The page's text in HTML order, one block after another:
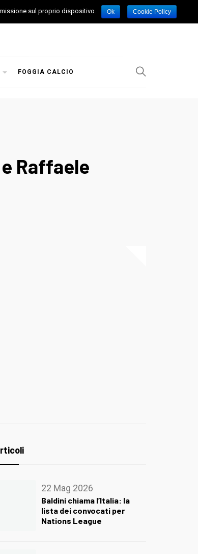
FOGGIA CALCIO
Raffaele
22 Mag 2026
Baldini chiama l’Italia: la
lista dei convocati per
Nations League
sul proprio dispositivo. Ok Cookie Policy